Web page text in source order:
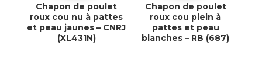
Chapon de poulet
roux cou nu à pattes
et peau jaunes – CNRJ
(XL431N)
Chapon de poulet
roux cou plein à
pattes et peau
blanches – RB (687)